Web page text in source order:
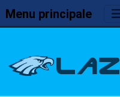
Menu principale